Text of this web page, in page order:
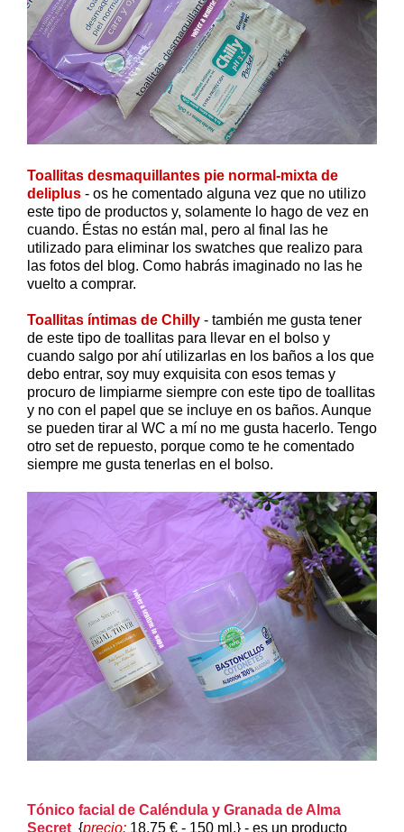
Toallitas desmaquillantes pie normal-mixta de
deliplus - os he comentado alguna vez que no utilizo
este tipo de productos y, solamente lo hago de vez en
cuando. Éstas no están mal, pero al final las he
utilizado para eliminar los swatches que realizo para
las fotos del blog. Como habrás imaginado no las he
vuelto a comprar.
Toallitas íntimas de Chilly - también me gusta tener
de este tipo de toallitas para llevar en el bolso y
cuando salgo por ahí utilizarlas en los baños a los que
debo entrar, soy muy exquisita con esos temas y
procuro de limpiarme siempre con este tipo de toallitas
y no con el papel que se incluye en os baños. Aunque
se pueden tirar al WC a mí no me gusta hacerlo. Tengo
otro set de repuesto, porque como te he comentado
siempre me gusta tenerlas en el bolso.
Tónico facial de Caléndula y Granada de Alma
Secret {precio: 18.75 € - 150 ml.} - es un producto